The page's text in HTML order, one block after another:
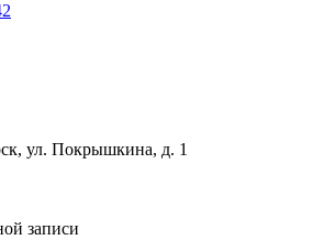
ул. Покрышкина, д. 1
записи